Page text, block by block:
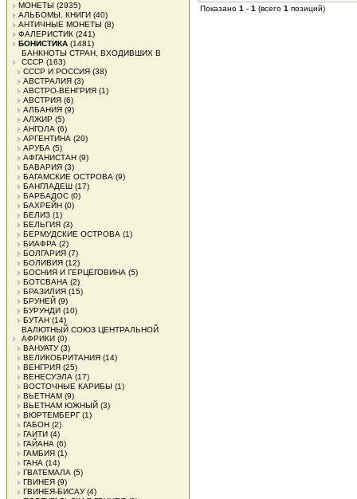
МОНЕТЫ (2935)
АЛЬБОМЫ, КНИГИ (40)
АНТИЧНЫЕ МОНЕТЫ (8)
ФАЛЕРИСТИК (241)
БОНИСТИКА (1481)
БАНКНОТЫ СТРАН, ВХОДИВШИХ В
СССР (163)
СССР И РОССИЯ (38)
АВСТРАЛИЯ (3)
АВСТРО-ВЕНГРИЯ (1)
АВСТРИЯ (6)
АЛБАНИЯ (9)
АЛЖИР (5)
АНГОЛА (6)
АРГЕНТИНА (20)
АРУБА (5)
АФГАНИСТАН (9)
БАВАРИЯ (3)
БАГАМСКИЕ ОСТРОВА (9)
БАНГЛАДЕШ (17)
БАРБАДОС (0)
БАХРЕЙН (0)
БЕЛИЗ (1)
БЕЛЬГИЯ (3)
БЕРМУДСКИЕ ОСТРОВА (1)
БИАФРА (2)
БОЛГАРИЯ (7)
БОЛИВИЯ (12)
БОСНИЯ И ГЕРЦЕГОВИНА (5)
БОТСВАНА (2)
БРАЗИЛИЯ (15)
БРУНЕЙ (9)
БУРУНДИ (10)
БУТАН (14)
ВАЛЮТНЫЙ СОЮЗ ЦЕНТРАЛЬНОЙ
АФРИКИ (0)
ВАНУАТУ(3)
ВЕЛИКОБРИТАНИЯ (14)
ВЕНГРИЯ (25)
ВЕНЕСУЭЛА (17)
ВОСТОЧНЫЕ КАРИБЫ (1)
ВЬЕТНАМ (9)
ВЬЕТНАМ ЮЖНЫЙ (3)
ВЮРТЕМБЕРГ(1)
ГАБОН (2)
ГАИТИ (4)
ГАЙАНА (6)
ГАМБИЯ (1)
ГАНА (14)
ГВАТЕМАЛА (5)
ГВИНЕЯ (9)
ГВИНЕЯ-БИСАУ(4)
Показано 1 - 1 (всего 1 позиций)